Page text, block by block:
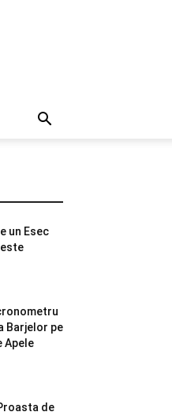
un Esec
Barjelor pe
Apele
de